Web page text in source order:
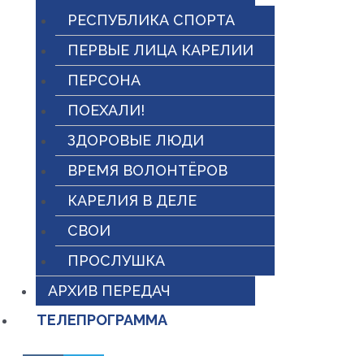
РЕСПУБЛИКА СПОРТА
ПЕРВЫЕ ЛИЦА КАРЕЛИИ
ПЕРСОНА
ПОЕХАЛИ!
ЗДОРОВЫЕ ЛЮДИ
ВРЕМЯ ВОЛОНТЁРОВ
КАРЕЛИЯ В ДЕЛЕ
СВОИ
ПРОСЛУШКА
АРХИВ ПЕРЕДАЧ
ТЕЛЕПРОГРАММА